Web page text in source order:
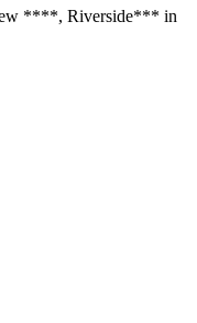
****, Riverside*** in